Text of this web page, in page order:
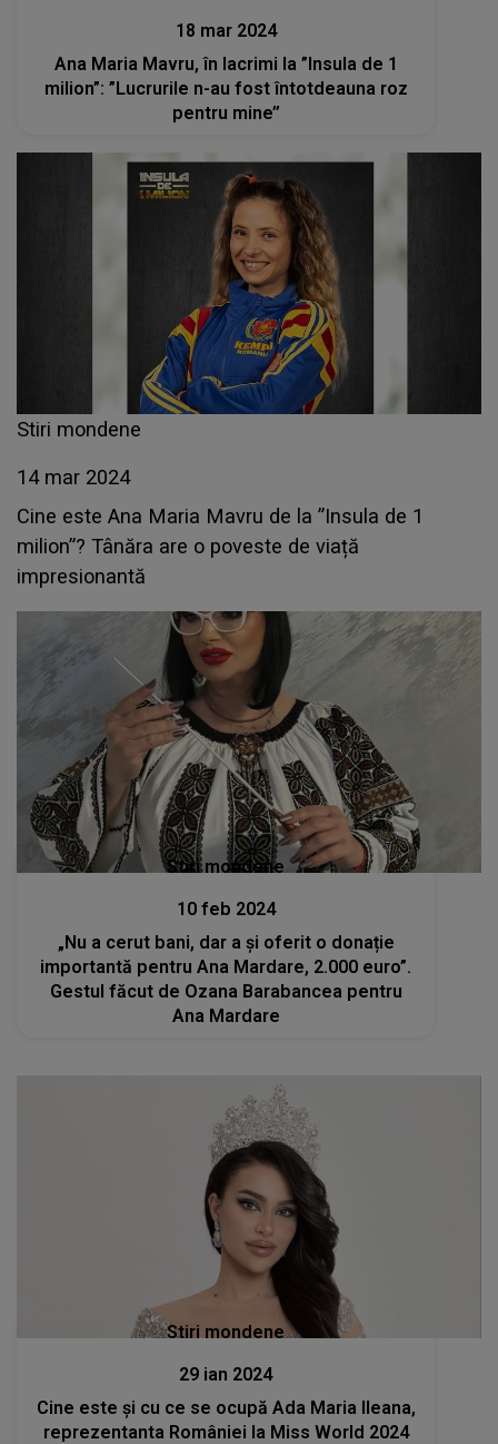
18 mar 2024
Ana Maria Mavru, în lacrimi la ”Insula de 1
milion”: ”Lucrurile n-au fost întotdeauna roz
pentru mine’’
Stiri mondene
14 mar 2024
Cine este Ana Maria Mavru de la ”Insula de 1
milion”? Tânăra are o poveste de viață
impresionantă
Stiri mondene
10 feb 2024
„Nu a cerut bani, dar a și oferit o donație
importantă pentru Ana Mardare, 2.000 euro”.
Gestul făcut de Ozana Barabancea pentru
Ana Mardare
Stiri mondene
29 ian 2024
Cine este și cu ce se ocupă Ada Maria Ileana,
reprezentanta României la Miss World 2024